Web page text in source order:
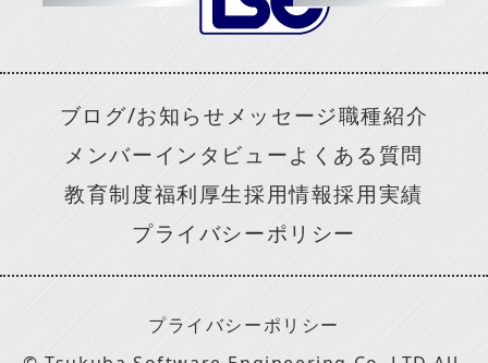
ブログ/お知らせメッセージ職種紹介
メンバーインタビューよくある質問
教育制度福利厚生採用情報採用実績
プライバシーポリシー
プライバシーポリシー